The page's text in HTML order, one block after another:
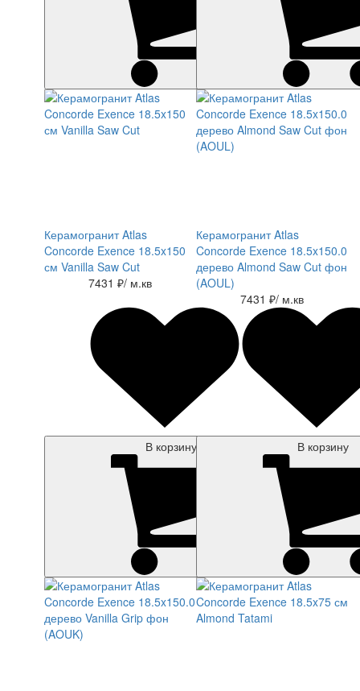
Керамогранит Atlas
Concorde Exence 18.5x150
см Vanilla Saw Cut
7431 ₽/ м.кв
В корзину
Керамогранит Atlas
Concorde Exence 18.5x150.0
дерево Almond Saw Cut фон
(AOUL)
7431 ₽/ м.кв
В корзину